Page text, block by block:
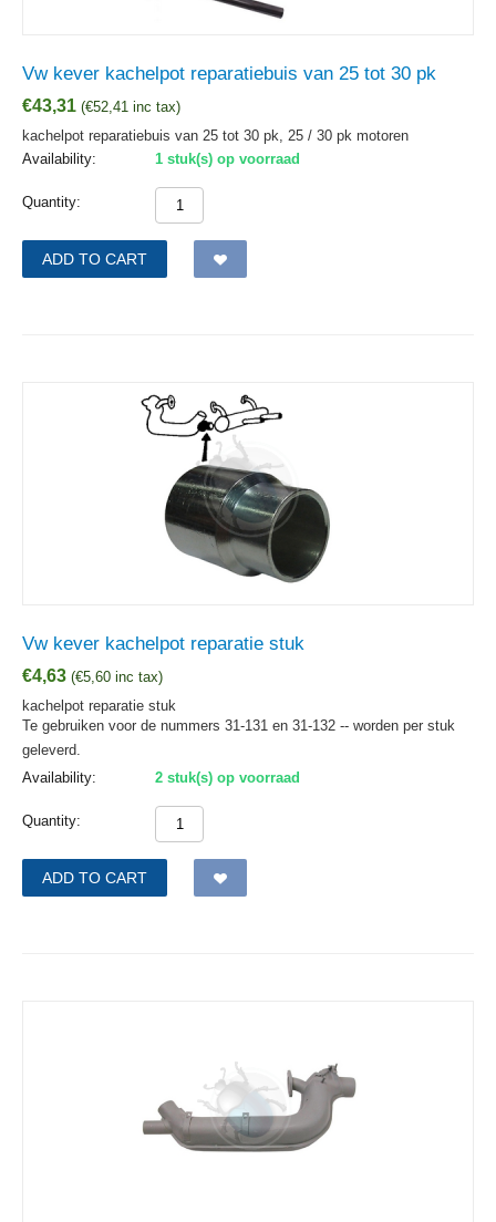
Vw kever kachelpot reparatiebuis van 25 tot 30 pk
€43,31 (€52,41 inc tax)
kachelpot reparatiebuis van 25 tot 30 pk, 25 / 30 pk motoren
Availability:
1 stuk(s) op voorraad
Quantity:
ADD TO CART
Vw kever kachelpot reparatie stuk
€4,63 (€5,60 inc tax)
kachelpot reparatie stuk
Te gebruiken voor de nummers 31-131 en 31-132 -- worden per stuk
geleverd.
Availability:
2 stuk(s) op voorraad
Quantity:
ADD TO CART